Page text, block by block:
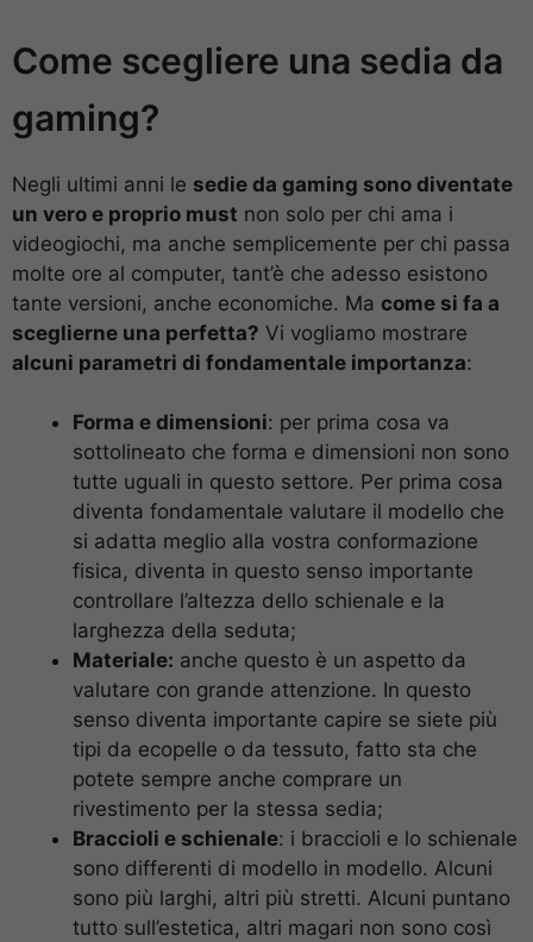
Come scegliere una sedia da
gaming?
Negli ultimi anni le sedie da gaming sono diventate
un vero e proprio must non solo per chi ama i
videogiochi, ma anche semplicemente per chi passa
molte ore al computer, tant’è che adesso esistono
tante versioni, anche economiche. Ma come si fa a
sceglierne una perfetta? Vi vogliamo mostrare
alcuni parametri di fondamentale importanza:
Forma e dimensioni: per prima cosa va
sottolineato che forma e dimensioni non sono
tutte uguali in questo settore. Per prima cosa
diventa fondamentale valutare il modello che
si adatta meglio alla vostra conformazione
fisica, diventa in questo senso importante
controllare l’altezza dello schienale e la
larghezza della seduta;
Materiale: anche questo è un aspetto da
valutare con grande attenzione. In questo
senso diventa importante capire se siete più
tipi da ecopelle o da tessuto, fatto sta che
potete sempre anche comprare un
rivestimento per la stessa sedia;
Braccioli e schienale: i braccioli e lo schienale
sono differenti di modello in modello. Alcuni
sono più larghi, altri più stretti. Alcuni puntano
tutto sull’estetica, altri magari non sono così